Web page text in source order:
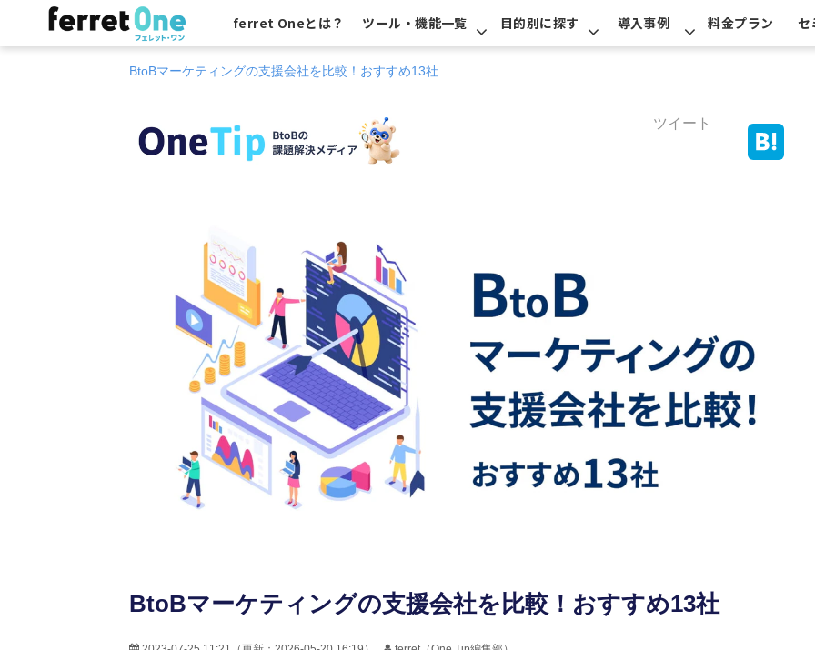
ferret Oneとは？ ツール・機能一覧 目的別に探す 導入事例 料金プラン セ
BtoBマーケティングの支援会社を比較！おすすめ13社
ツイート
BtoBマーケティングの支援会社を比較！おすすめ13社